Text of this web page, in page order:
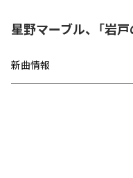
星野マーブル、「岩
新曲情報